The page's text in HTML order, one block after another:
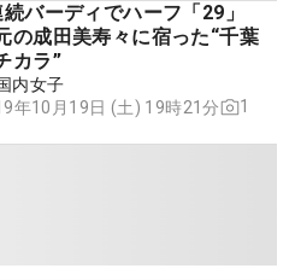
続バーディでハーフ「29」
の成田美寿々に宿った“千葉
カラ”
内女子
年10月19日 (土) 19時21分
1